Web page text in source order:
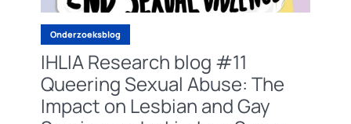
Onderzoeksblog
IHLIA Research blog #11
Queering Sexual Abuse: The
Impact on Lesbian and Gay